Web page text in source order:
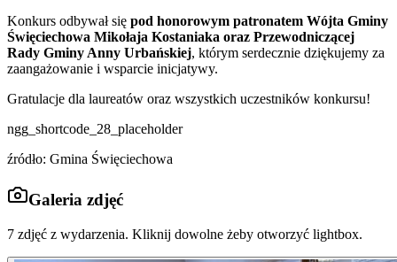
Konkurs odbywał się pod honorowym patronatem Wójta Gminy
Święciechowa Mikołaja Kostaniaka oraz Przewodniczącej
Rady Gminy Anny Urbańskiej, którym serdecznie dziękujemy za
zaangażowanie i wsparcie inicjatywy.
Gratulacje dla laureatów oraz wszystkich uczestników konkursu!
ngg_shortcode_28_placeholder
źródło: Gmina Święciechowa
Galeria zdjęć
7 zdjęć z wydarzenia. Kliknij dowolne żeby otworzyć lightbox.